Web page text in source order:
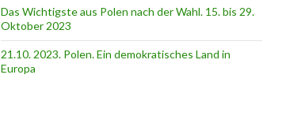
Das Wichtigste aus Polen nach der Wahl. 15. bis 29.
Oktober 2023
21.10. 2023. Polen. Ein demokratisches Land in
Europa